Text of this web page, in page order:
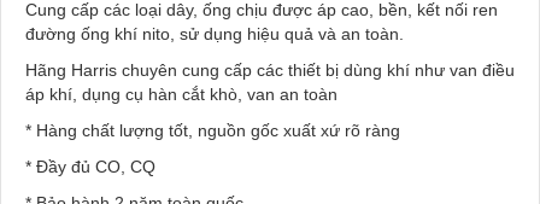
Cung cấp các loại dây, ống chịu được áp cao, bền, kết nối ren
đường ống khí nito, sử dụng hiệu quả và an toàn.
Hãng Harris chuyên cung cấp các thiết bị dùng khí như van điều
áp khí, dụng cụ hàn cắt khò, van an toàn
* Hàng chất lượng tốt, nguồn gốc xuất xứ rõ ràng
* Đầy đủ CO, CQ